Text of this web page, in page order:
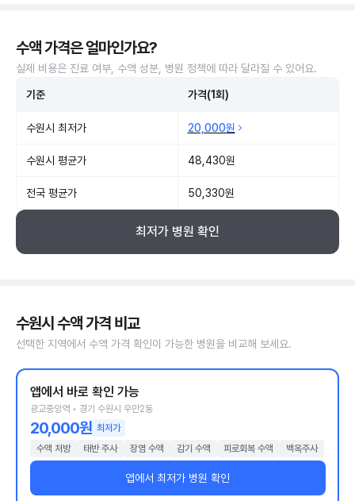
수액 가격은 얼마인가요?
실제 비용은 진료 여부, 수액 성분, 병원 정책에 따라 달라질 수 있어요.
기준 가격(1회)
수원시 최저가 20,000원
수원시 평균가 48,430원
전국 평균가 50,330원
최저가 병원 확인
수원시 수액 가격 비교
선택한 지역에서 수액 가격 확인이 가능한 병원을 비교해 보세요.
앱에서 바로 확인 가능
광교중앙역 • 경기 수원시 우만2동
20,000원 최저가
수액 처방
태반 주사 장염 수액 감기 수액 피로회복 수액 백옥주사
앱에서 최저가 병원 확인